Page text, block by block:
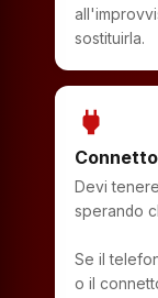
sostituirla.
power
Devi
sperando
Se il
o il